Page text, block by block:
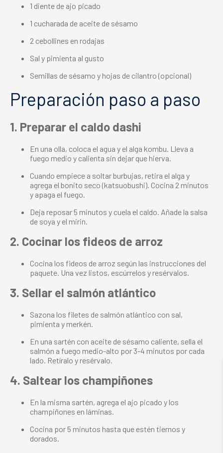
1 diente de ajo picado
1 cucharada de aceite de sésamo
2 cebollines en rodajas
Sal y pimienta al gusto
Semillas de sésamo y hojas de cilantro (opcional)
Preparación paso a paso
1. Preparar el caldo dashi
En una olla, coloca el agua y el alga kombu. Lleva a
fuego medio y calienta sin dejar que hierva.
Cuando empiece a soltar burbujas, retira el alga y
agrega el bonito seco (katsuobushi). Cocina 2 minutos
y apaga el fuego.
Deja reposar 5 minutos y cuela el caldo. Añade la salsa
de soya y el mirin.
2. Cocinar los fideos de arroz
Cocina los fideos de arroz según las instrucciones del
paquete. Una vez listos, escúrrelos y resérvalos.
3. Sellar el salmón atlántico
Sazona los filetes de salmón atlántico con sal,
pimienta y merkén.
En una sartén con aceite de sésamo caliente, sella el
salmón a fuego medio-alto por 3-4 minutos por cada
lado. Retíralo y resérvalo.
4. Saltear los champiñones
En la misma sartén, agrega el ajo picado y los
champiñones en láminas.
Cocina por 5 minutos hasta que estén tiernos y
dorados.